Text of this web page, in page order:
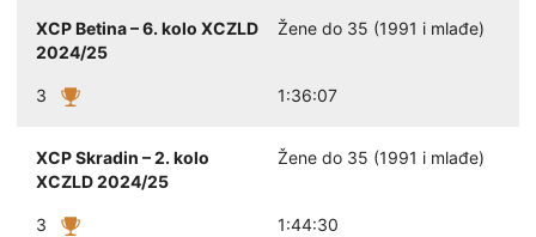
XCP Betina – 6. kolo XCZLD
2024/25
Žene do 35 (1991 i mlađe)
3 1:36:07
XCP Skradin – 2. kolo
XCZLD 2024/25
Žene do 35 (1991 i mlađe)
3 1:44:30